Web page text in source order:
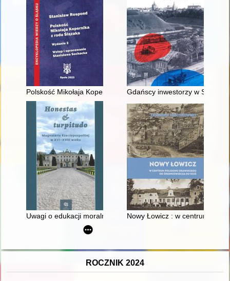
Polskość Mikołaja Kopernika z rodu Ślązaka
Gdańscy inwestorzy w
Uwagi o edukacji moralnej synów szlacheckich w XVI-
Nowy Łowicz : w centrum
ROCZNIK 2024